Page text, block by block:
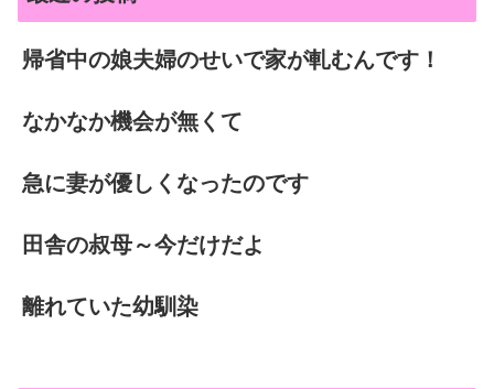
帰省中の娘夫婦のせいで家が軋むんです！
なかなか機会が無くて
急に妻が優しくなったのです
田舎の叔母～今だけだよ
離れていた幼馴染